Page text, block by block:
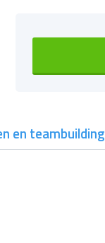
en teambuilding